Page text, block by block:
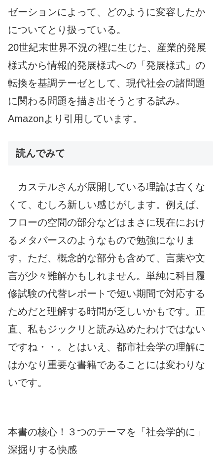
ゼーションによって、どのように変容したか
についてとり扱っている。
20世紀末世界不況の裡に生じた、産業的発展
様式から情報的発展様式への「発展様式」の
転換を基調テーゼとして、現代社会の諸問題
に関わる問題を描き出そうとする試み。
Amazonより引用しています。
読んでみて
カステルさんが展開している理論は古くな
くて、むしろ新しい感じがします。例えば、
フローの空間の部分などはまさに現在におけ
るメタバースのようなもので勉強になりま
す。ただ、概念的な部分も含めて、言葉や文
言が少々難解かもしれません。単純に科目履
修試験の代替レポートで短い期間で対応する
ためだと理解する時間が乏しいかもです。正
直、私もジックリと読み込めたわけではない
ですね・・。とはいえ、都市社会学の理解に
はかなり重要な書籍であることには変わりな
いです。
本書の核心！３つのテーマを「社会学的に」
深掘りする快感